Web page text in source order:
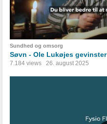
Sundhed og omsorg
Søvn - Ole Lukøjes gevinster
7.184 views 26. august 2025